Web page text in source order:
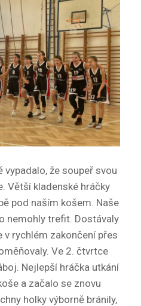
že soupeř svou
Větší kladenské hráčky
pod naším košem. Naše
nemohly trefit. Dostávaly
rychlém zakončení přes
Ve 2. čtvrtce
Nejlepší hráčka utkání
a začalo se znovu
holky výborně bránily,